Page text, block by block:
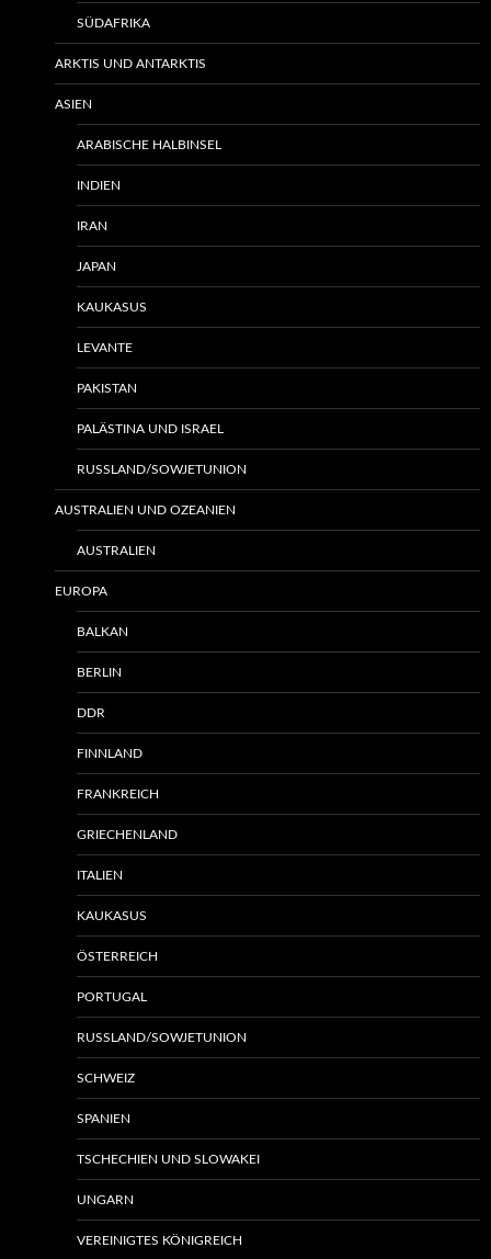
SÜDAFRIKA
ARKTIS UND ANTARKTIS
ASIEN
ARABISCHE HALBINSEL
INDIEN
IRAN
JAPAN
KAUKASUS
LEVANTE
PAKISTAN
PALÄSTINA UND ISRAEL
RUSSLAND/SOWJETUNION
AUSTRALIEN UND OZEANIEN
AUSTRALIEN
EUROPA
BALKAN
BERLIN
DDR
FINNLAND
FRANKREICH
GRIECHENLAND
ITALIEN
KAUKASUS
ÖSTERREICH
PORTUGAL
RUSSLAND/SOWJETUNION
SCHWEIZ
SPANIEN
TSCHECHIEN UND SLOWAKEI
UNGARN
VEREINIGTES KÖNIGREICH